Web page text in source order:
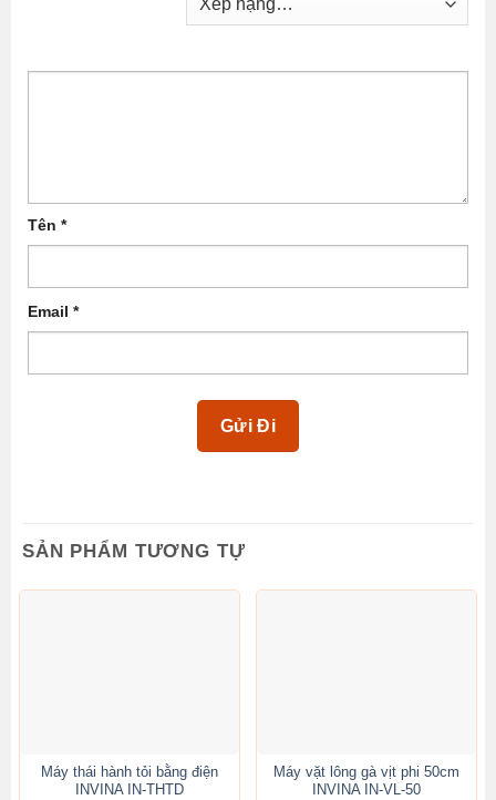
Tên *
Email *
SẢN PHẨM TƯƠNG TỰ
Máy thái hành tỏi bằng điện
INVINA IN-THTD
Máy vặt lông gà vịt phi 50cm
INVINA IN-VL-50